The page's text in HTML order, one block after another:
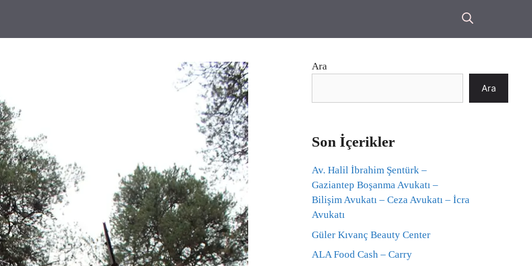
Ara
Ara
Son İçerikler
Av. Halil İbrahim Şentürk –
Gaziantep Boşanma Avukatı –
Bilişim Avukatı – Ceza Avukatı – İcra
Avukatı
Güler Kıvanç Beauty Center
ALA Food Cash – Carry